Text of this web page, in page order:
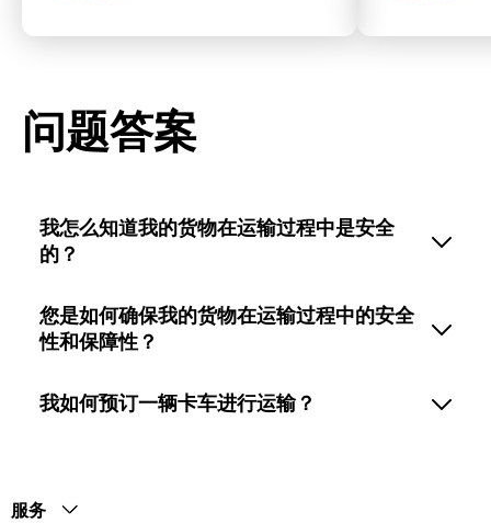
问题答案
我怎么知道我的货物在运输过程中是安全
的？
您是如何确保我的货物在运输过程中的安全
性和保障性？
我如何预订一辆卡车进行运输？
服务